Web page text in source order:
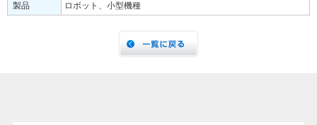
製品
ロボット、小型機種